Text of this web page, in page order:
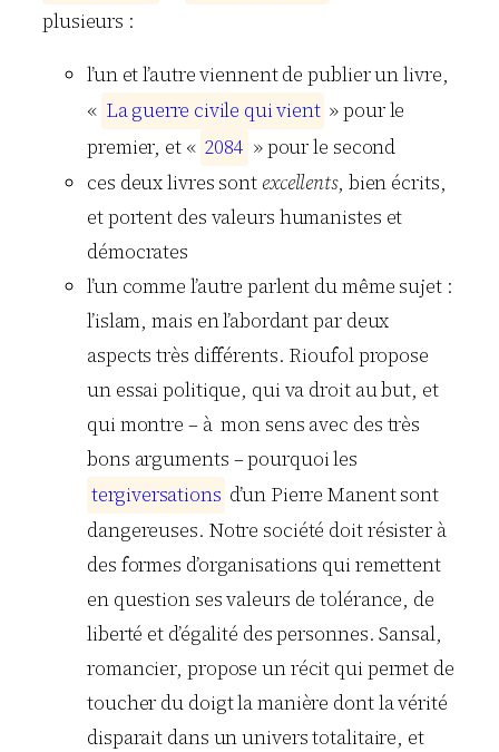
plusieurs :
l’un et l’autre viennent de publier un livre,
« Laguerre civile quivient » pour le
premier, et « 2084 » pour le second
ces deux livres sont excellents, bien écrits,
et portent des valeurs humanistes et
démocrates
l’un comme l’autre parlent du même sujet :
l’islam, mais en l’abordant par deux
aspects très différents. Rioufol propose
un essai politique, qui va droit au but, et
qui montre – à mon sens avec des très
bons arguments – pourquoi les
tergiversations d’un Pierre Manent sont
dangereuses. Notre société doit résister à
des formes d’organisations qui remettent
en question ses valeurs de tolérance, de
liberté et d’égalité des personnes. Sansal,
romancier, propose un récit qui permet de
toucher du doigt la manière dont la vérité
disparait dans un univers totalitaire, et